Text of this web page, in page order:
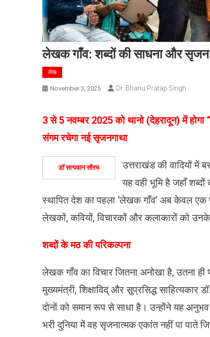
लेखक गाँव: शब्दों की साधना और सृजन
लेख
November 3, 2025 Dr. Bhanu Pratap Singh
3 से 5 नवम्बर 2025 को थानो (देहरादून) में
संगम रचेगा नई सृजनगाथा
डॉ सत्यवान सौरभ
उत्तराखंड की वादियों में
यह वही भूमि है जहाँ
स्थापित देश का पहला ‘लेखक गाँव’ अब केवल
लेखकों, कवियों, विचारकों और कलाकारों को
शब्दों के मठ की परिकल्पना
लेखक गाँव का विचार जितना अनोखा है, उतना
मुख्यमंत्री, शिक्षाविद् और सुप्रसिद्ध साहित्यकार
दोनों को समान रूप से साधा है। उन्होंने यह
भरी दुनिया में वह सृजनात्मक एकांत नहीं पा पाते